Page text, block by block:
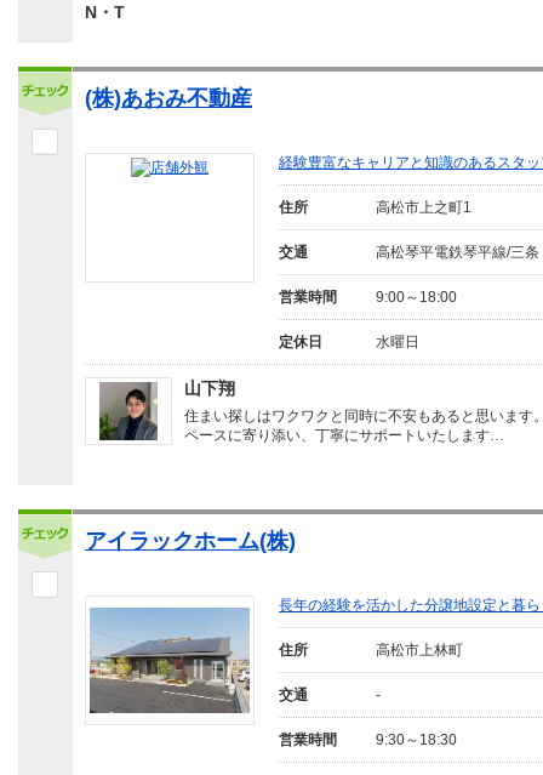
N・T
(株)あおみ不動産
経験豊富なキャリアと知識のあるスタ
住所 高松市上之町1
交通 高松琴平電鉄琴平線/三
営業時間 9:00～18:00
定休日 水曜日
山下翔
住まい探しはワクワクと同時に不安もあると思います
ペースに寄り添い、丁寧にサポートいたします…
アイラックホーム(株)
長年の経験を活かした分譲地設定と暮
住所 高松市上林町
交通 -
営業時間 9:30～18:30